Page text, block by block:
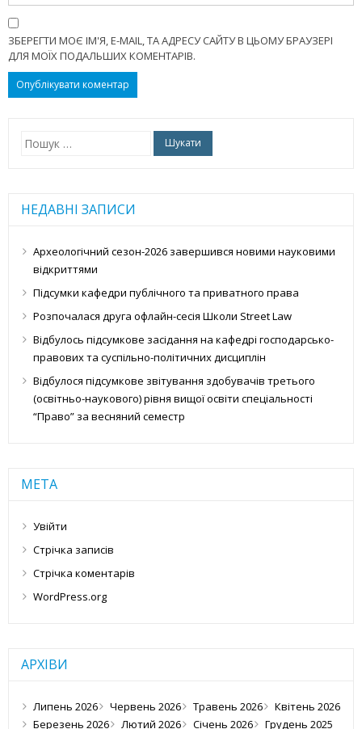
ЗБЕРЕГТИ МОЄ ІМ'Я, E-MAIL, ТА АДРЕСУ САЙТУ В ЦЬОМУ БРАУЗЕРІ
ДЛЯ МОЇХ ПОДАЛЬШИХ КОМЕНТАРІВ.
Пошук:
НЕДАВНІ ЗАПИСИ
Археологічний сезон-2026 завершився новими науковими
відкриттями
Підсумки кафедри публічного та приватного права
Розпочалася друга офлайн-сесія Школи Street Law
Відбулось підсумкове засідання на кафедрі господарсько-
правових та суспільно-політичних дисциплін
Відбулося підсумкове звітування здобувачів третього
(освітньо-наукового) рівня вищої освіти спеціальності
“Право” за весняний семестр
МЕТА
Увійти
Стрічка записів
Стрічка коментарів
WordPress.org
АРХІВИ
Липень 2026 Червень 2026 Травень 2026
Квітень 2026
Березень 2026
Лютий 2026 Січень 2026 Грудень 2025